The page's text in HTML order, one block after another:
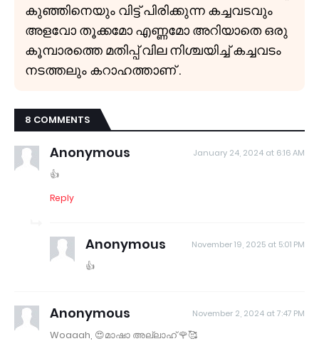
കുഞ്ഞിനെയും വിട്ട് പിരിക്കുന്ന കച്ചവടവും
അളവോ തൂക്കമോ എണ്ണമോ അറിയാതെ ഒരു
കൂമ്പാരത്തെ മതിപ്പ് വില നിശ്ചയിച്ച് കച്ചവടം
നടത്തലും കറാഹത്താണ് .
8 COMMENTS
Anonymous January 24, 2024 at 6:16 AM
👍
Reply
Anonymous November 19, 2025 at 5:01 PM
👍
Anonymous November 2, 2024 at 7:47 PM
Woaaah, 😍മാഷാ അല്ലാഹ് 🌹🥰